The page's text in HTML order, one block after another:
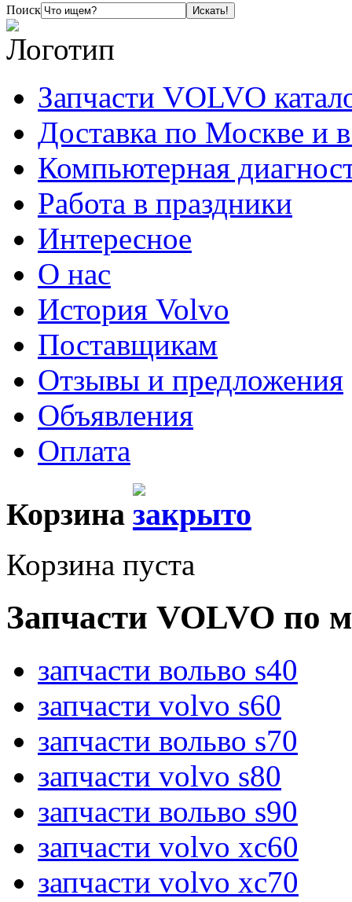
Поиск
Запчасти VOLVO
Доставка по Москве и
Компьютерная
Работа в праздники
Интересное
О нас
История Volvo
Поставщикам
Отзывы и предложения
Объявления
Оплата
Корзина
Корзина пуста
Запчасти VOLVO по
запчасти вольво s40
запчасти volvo s60
запчасти вольво s70
запчасти volvo s80
запчасти вольво s90
запчасти volvo xc60
запчасти volvo xc70